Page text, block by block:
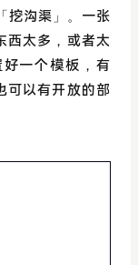
挖沟渠」。一张
西太多，或者太
一个模板，有
可以有开放的部